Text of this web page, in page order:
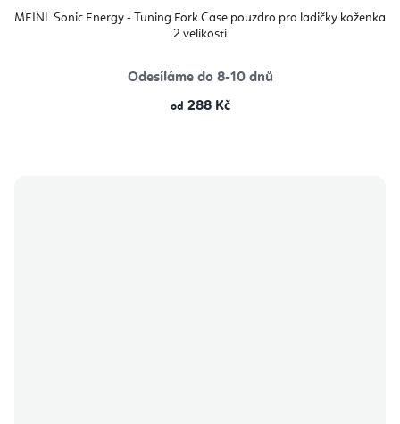
MEINL Sonic Energy - Tuning Fork Case pouzdro pro ladičky koženka
2 velikosti
Odesíláme do 8-10 dnů
od 288 Kč